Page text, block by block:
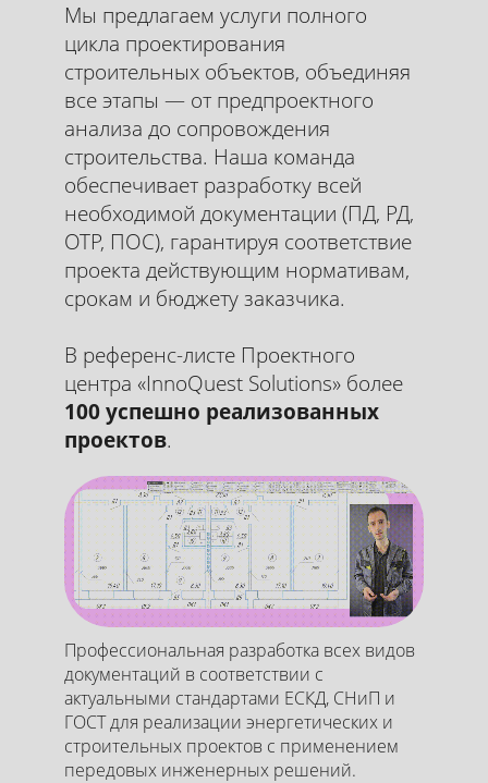
Мы предлагаем услуги полного
цикла проектирования
строительных объектов, объединяя
все этапы — от предпроектного
анализа до сопровождения
строительства. Наша команда
обеспечивает разработку всей
необходимой документации (ПД, РД,
ОТР, ПОС), гарантируя соответствие
проекта действующим нормативам,
срокам и бюджету заказчика.
В референс-листе Проектного
центра «InnoQuest Solutions» более
100 успешно реализованных
проектов.
Профессиональная разработка всех видов
документаций в соответствии с
актуальными стандартами ЕСКД, СНиП и
ГОСТ для реализации энергетических и
строительных проектов с применением
передовых инженерных решений.